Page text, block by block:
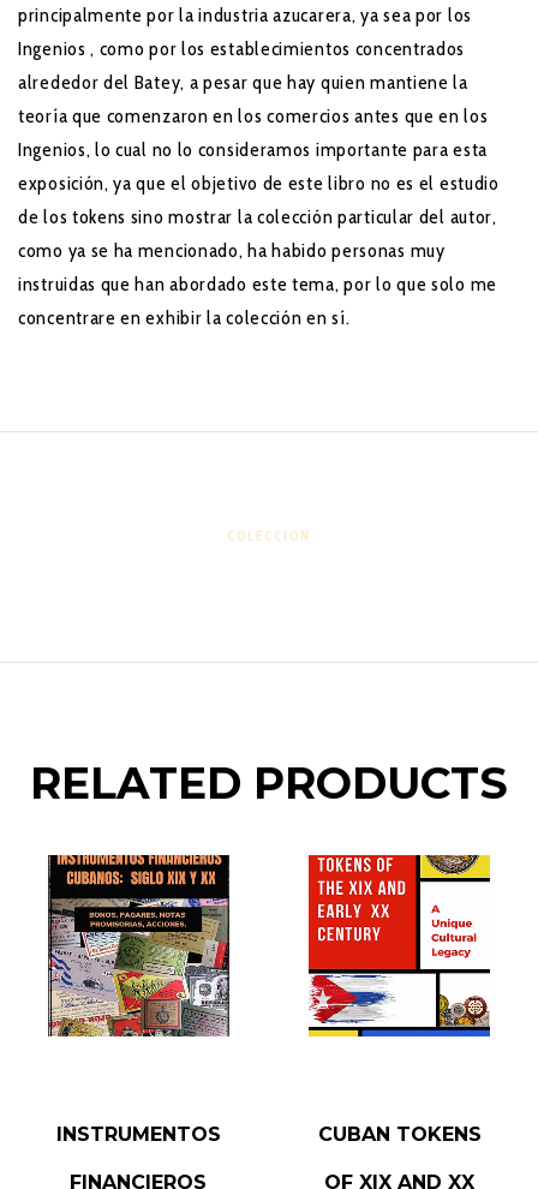
principalmente por la industria azucarera, ya sea por los
Ingenios , como por los establecimientos concentrados
alrededor del Batey, a pesar que hay quien mantiene la
teoría que comenzaron en los comercios antes que en los
Ingenios, lo cual no lo consideramos importante para esta
exposición, ya que el objetivo de este libro no es el estudio
de los tokens sino mostrar la colección particular del autor,
como ya se ha mencionado, ha habido personas muy
instruidas que han abordado este tema, por lo que solo me
concentrare en exhibir la colección en sí.
COLECCIÓN
RELATED PRODUCTS
INSTRUMENTOS
FINANCIEROS
CUBAN TOKENS
OF XIX AND XX